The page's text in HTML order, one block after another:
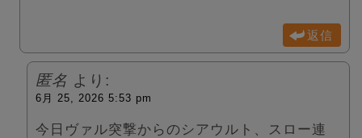
返信
匿名 より:
6月 25, 2026 5:53 pm
今日ヴァル突撃からのシアウルト、スロー連